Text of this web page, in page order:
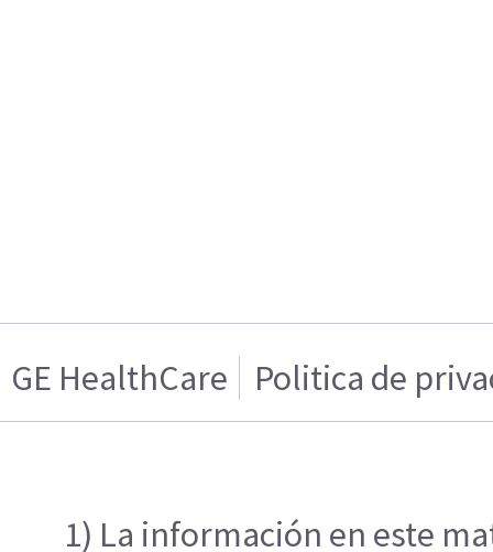
GE HealthCare Politica de
1) La información en este